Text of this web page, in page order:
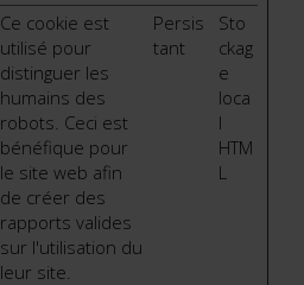
Ce cookie est
utilisé pour
distinguer les
humains des
robots. Ceci est
bénéfique pour
le site web afin
de créer des
rapports valides
sur l'utilisation du
leur site.
Persis
tant
Sto
ckag
e
loca
l
HTM
L